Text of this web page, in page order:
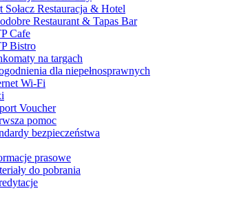
Sołacz Restauracja & Hotel
Restaurant & Tapas Bar
Cafe
Bistro
na targach
dla niepełnosprawnych
Wi-Fi
Voucher
pomoc
bezpieczeństwa
prasowe
do pobrania